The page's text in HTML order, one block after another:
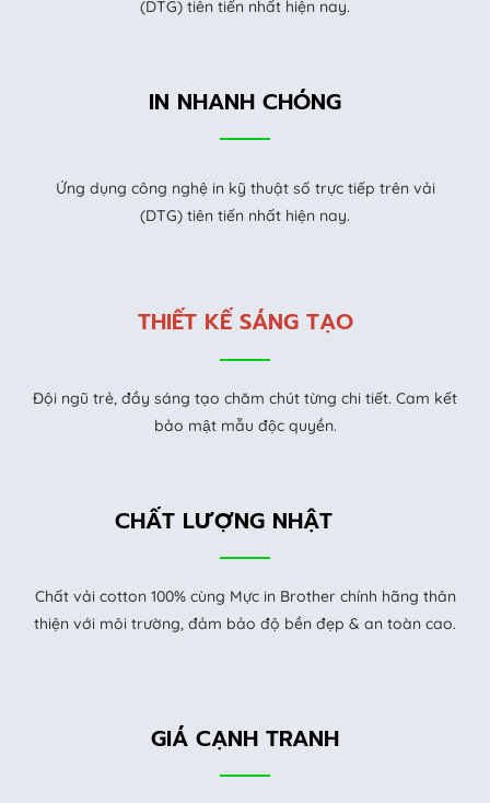
(DTG) tiên tiến nhất hiện nay.
IN NHANH CHÓNG
Ứng dụng công nghệ in kỹ thuật số trực tiếp trên vải
(DTG) tiên tiến nhất hiện nay.
THIẾT KẾ SÁNG TẠO
Đội ngũ trẻ, đầy sáng tạo chăm chút từng chi tiết. Cam kết
bảo mật mẫu độc quyền.
CHẤT LƯỢNG NHẬT
Chất vải cotton 100% cùng Mực in Brother chính hãng thân
thiện với môi trường, đảm bảo độ bền đẹp & an toàn cao.
GIÁ CẠNH TRANH